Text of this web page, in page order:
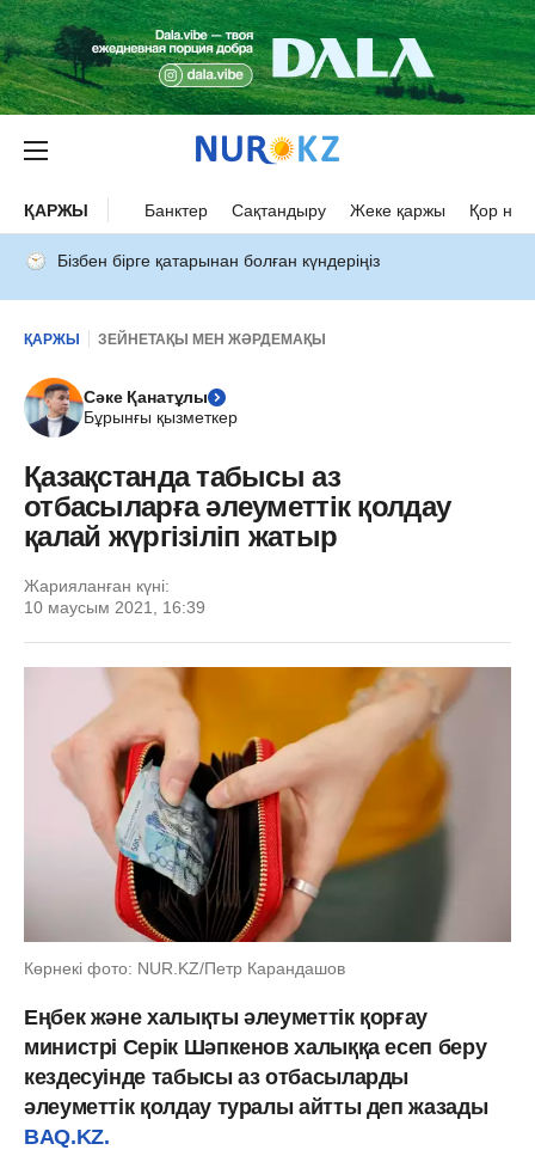
ҚАРЖЫ Банктер Сақтандыру Жеке қаржы Қор
Бізбен бірге қатарынан болған күндеріңіз
ҚАРЖЫ ЗЕЙНЕТАҚЫ МЕН ЖӘРДЕМАҚЫ
Сәке Қанатұлы
Бұрынғы қызметкер
Қазақстанда табысы аз
отбасыларға әлеуметтік қолдау
қалай жүргізіліп жатыр
Жарияланған күні:
10 маусым 2021, 16:39
Көрнекі фото: NUR.KZ/Петр Карандашов
Еңбек және халықты әлеуметтік қорғау
министрі Серік Шәпкенов халыққа есеп беру
кездесуінде табысы аз отбасыларды
әлеуметтік қолдау туралы айтты деп жазады
BAQ.KZ.